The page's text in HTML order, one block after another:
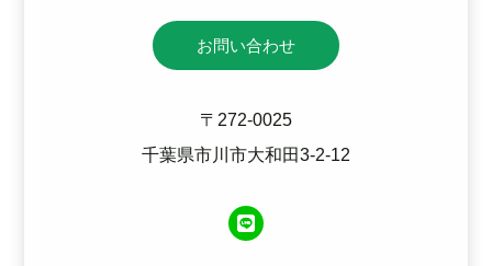
お問い合わせ
〒272-0025
千葉県市川市大和田3-2-12